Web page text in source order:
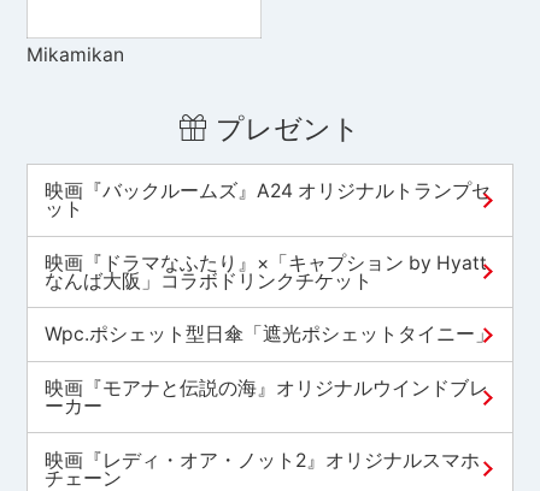
Mikamikan
プレゼント
映画『バックルームズ』A24 オリジナルトランプセ
ット
映画『ドラマなふたり』×「キャプション by Hyatt
なんば大阪」コラボドリンクチケット
Wpc.ポシェット型日傘「遮光ポシェットタイニー」
映画『モアナと伝説の海』オリジナルウインドブレ
ーカー
映画『レディ・オア・ノット2』オリジナルスマホ
チェーン